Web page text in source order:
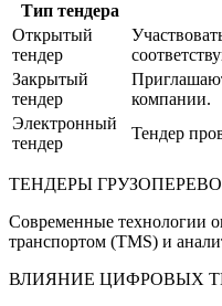
Тип тендера
Открытый
тендер
Закрытый
тендер
компании.
Электронный
тендер
Тендер
ТЕНДЕРЫ
Современные технологии
транспортом (TMS) и
ВЛИЯНИЕ ЦИФРОВЫХ